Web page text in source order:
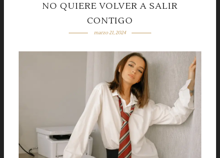
NO QUIERE VOLVER A SALIR
CONTIGO
marzo 21, 2024